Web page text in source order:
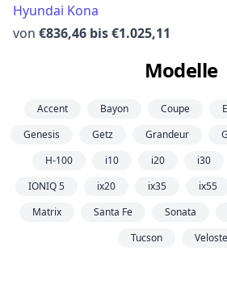
Hyundai Kona
von €836,46 bis €1.025,11
Modelle
Accent Bayon Coupe
Genesis
Getz Grandeur
H-100
i10 i20 i30
IONIQ 5
ix20 ix35 ix55
Matrix
Santa Fe Sonata
Tucson